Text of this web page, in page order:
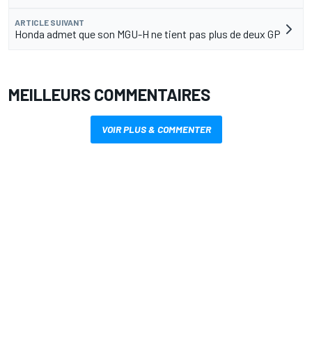
ARTICLE SUIVANT
Honda admet que son MGU-H ne tient pas plus de deux GP
MEILLEURS COMMENTAIRES
VOIR PLUS & COMMENTER